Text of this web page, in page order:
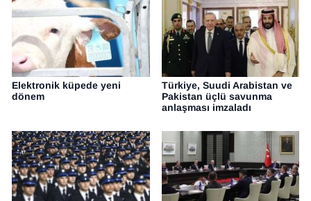
Elektronik küpede yeni
dönem
Türkiye, Suudi Arabistan ve
Pakistan üçlü savunma
anlaşması imzaladı